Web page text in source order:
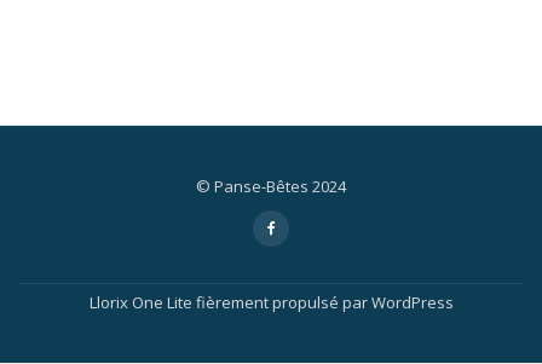
© Panse-Bêtes 2024
secondaire
fa-
facebook-
Llorix One Lite fièrement propulsé parWordPress